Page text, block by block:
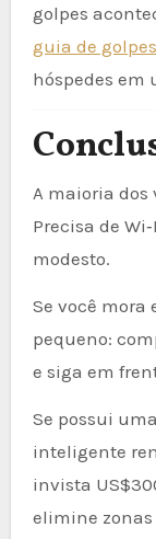
golpes
guia de
hóspedes em
A maioria dos
Precisa de
modesto.
Se você
pequeno:
e siga em
Se possui
inteligente
invista
elimine zonas